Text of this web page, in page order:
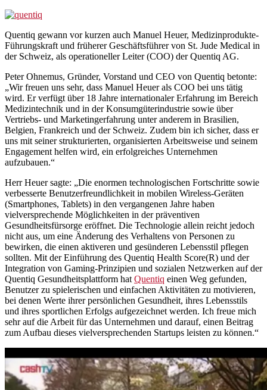
Quentiq gewann vor kurzen auch Manuel Heuer, Medizinprodukte-
Führungskraft und früherer Geschäftsführer von St. Jude Medical in
der Schweiz, als operationeller Leiter (COO) der Quentiq AG.
Peter Ohnemus, Gründer, Vorstand und CEO von Quentiq betonte:
„Wir freuen uns sehr, dass Manuel Heuer als COO bei uns tätig
wird. Er verfügt über 18 Jahre internationaler Erfahrung im Bereich
Medizintechnik und in der Konsumgüterindustrie sowie über
Vertriebs- und Marketingerfahrung unter anderem in Brasilien,
Belgien, Frankreich und der Schweiz. Zudem bin ich sicher, dass er
uns mit seiner strukturierten, organisierten Arbeitsweise und seinem
Engagement helfen wird, ein erfolgreiches Unternehmen
aufzubauen.“
Herr Heuer sagte: „Die enormen technologischen Fortschritte sowie
verbesserte Benutzerfreundlichkeit in mobilen Wireless-Geräten
(Smartphones, Tablets) in den vergangenen Jahre haben
vielversprechende Möglichkeiten in der präventiven
Gesundheitsfürsorge eröffnet. Die Technologie allein reicht jedoch
nicht aus, um eine Änderung des Verhaltens von Personen zu
bewirken, die einen aktiveren und gesünderen Lebensstil pflegen
sollten. Mit der Einführung des Quentiq Health Score(R) und der
Integration von Gaming-Prinzipien und sozialen Netzwerken auf der
Quentiq Gesundheitsplattform hat Quentiq einen Weg gefunden,
Benutzer zu spielerischen und einfachen Aktivitäten zu motivieren,
bei denen Werte ihrer persönlichen Gesundheit, ihres Lebensstils
und ihres sportlichen Erfolgs aufgezeichnet werden. Ich freue mich
sehr auf die Arbeit für das Unternehmen und darauf, einen Beitrag
zum Aufbau dieses vielversprechenden Startups leisten zu können.“